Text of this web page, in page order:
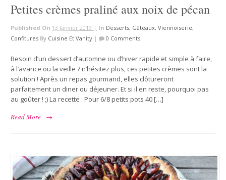
Petites crèmes praliné aux noix de pécan
Published On 13 Janvier 2019 | In Desserts, Gâteaux, Viennoiserie,
Confitures By Cuisine Et Vanity | 0 Comments
Besoin d’un dessert d’automne ou d’hiver rapide et simple à faire,
à l’avance ou la veille ? n’hésitez plus, ces petites crèmes sont la
solution ! Après un repas gourmand, elles clôtureront
parfaitement un diner ou déjeuner. Et si il en reste, pourquoi pas
au goûter ! ;) La recette : Pour 6/8 petits pots 40 […]
Read More
→